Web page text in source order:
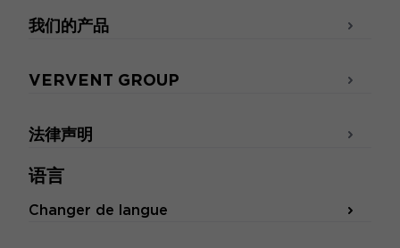
语言
Changer de langue
我们的产品
VERVENT GROUP
法律声明